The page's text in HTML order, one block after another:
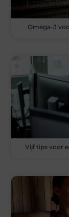
Omega-3
Vijf tips voor